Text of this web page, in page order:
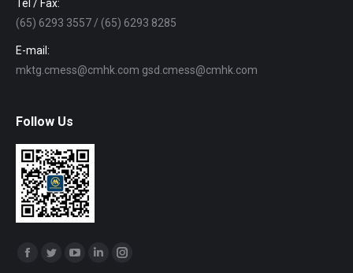
Tel / Fax:
(65) 6293 3557 / (65) 6293 8285
E-mail:
mktg.cmess@cmhk.com gsd.cmess@cmhk.com
Follow Us
Find us on:
YouTubeLinkedinInstagram